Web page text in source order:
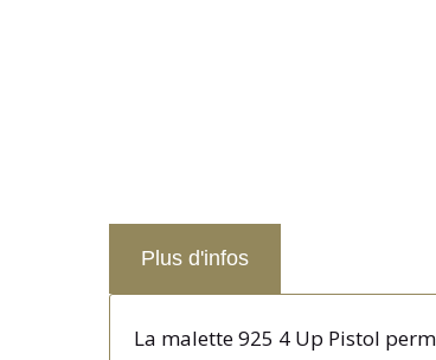
Plus d'infos
La malette 925 4 Up Pistol